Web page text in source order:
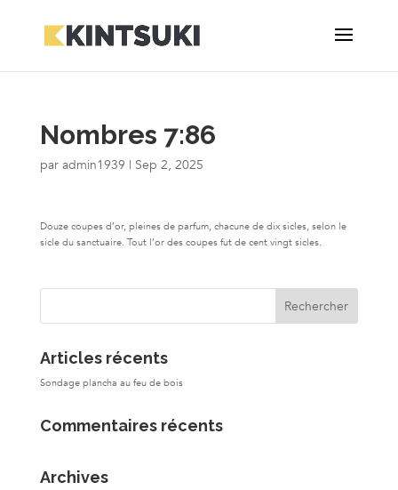
Nombres 7:86
par admin1939 | Sep 2, 2025
Douze coupes d’or, pleines de parfum, chacune de dix sicles, selon le
sicle du sanctuaire. Tout l’or des coupes fut de cent vingt sicles.
Articles récents
Sondage plancha au feu de bois
Commentaires récents
Archives